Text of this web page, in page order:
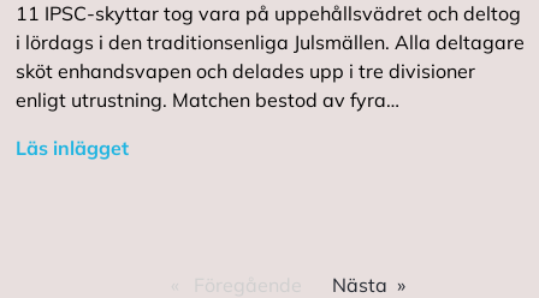
11 IPSC-skyttar tog vara på uppehållsvädret och deltog
i lördags i den traditionsenliga Julsmällen. Alla deltagare
sköt enhandsvapen och delades upp i tre divisioner
enligt utrustning. Matchen bestod av fyra…
Läs inlägget
Föregående Nästa